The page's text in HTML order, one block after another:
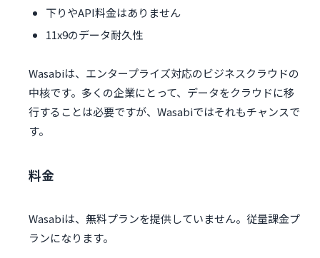
下りやAPI料金はありません
11x9のデータ耐久性
Wasabiは、エンタープライズ対応のビジネスクラウドの
中核です。多くの企業にとって、データをクラウドに移
行することは必要ですが、Wasabiではそれもチャンスで
す。
料金
Wasabiは、無料プランを提供していません。従量課金プ
ランになります。